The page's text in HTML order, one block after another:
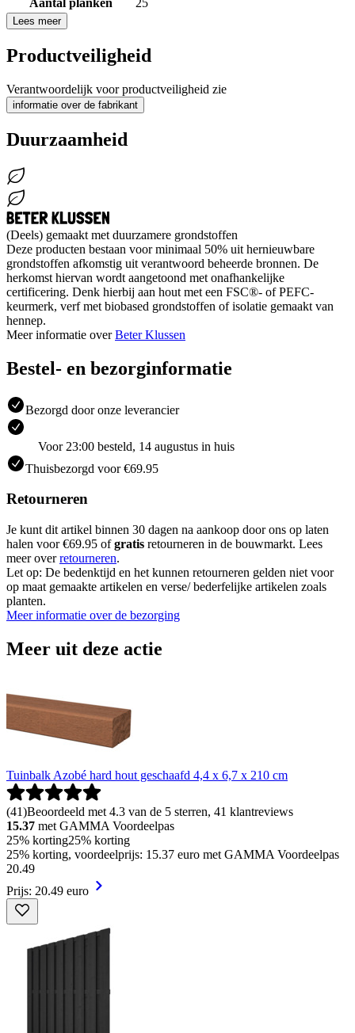
Aantal planken 25
Lees meer
Productveiligheid
Verantwoordelijk voor productveiligheid zie
informatie over de fabrikant
Duurzaamheid
(Deels) gemaakt met duurzamere grondstoffen
Deze producten bestaan voor minimaal 50% uit hernieuwbare
grondstoffen afkomstig uit verantwoord beheerde bronnen. De
herkomst hiervan wordt aangetoond met onafhankelijke
certificering. Denk hierbij aan hout met een FSC®- of PEFC-
keurmerk, verf met biobased grondstoffen of isolatie gemaakt van
hennep.
Meer informatie overBeter Klussen
Bestel- en bezorginformatie
Bezorgd door onze leverancier
Voor 23:00 besteld, 14 augustus in huis
Thuisbezorgd voor €69.95
Retourneren
Je kunt dit artikel binnen 30 dagen na aankoop door ons op laten
halen voor €69.95 ofgratis retourneren in de bouwmarkt. Lees
meer overretourneren.
Let op: De bedenktijd en het kunnen retourneren gelden niet voor
op maat gemaakte artikelen en verse/ bederfelijke artikelen zoals
planten.
Meer informatie over de bezorging
Meer uit deze actie
Tuinbalk Azobé hard hout geschaafd 4,4 x 6,7 x 210 cm
(41)Beoordeeld met 4.3 van de 5 sterren, 41 klantreviews
15.37 met GAMMA Voordeelpas
25% korting25% korting
25% korting, voordeelprijs: 15.37 euro met GAMMA Voordeelpas
20.49
Prijs: 20.49 euro